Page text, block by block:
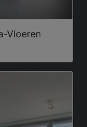
Vloeren